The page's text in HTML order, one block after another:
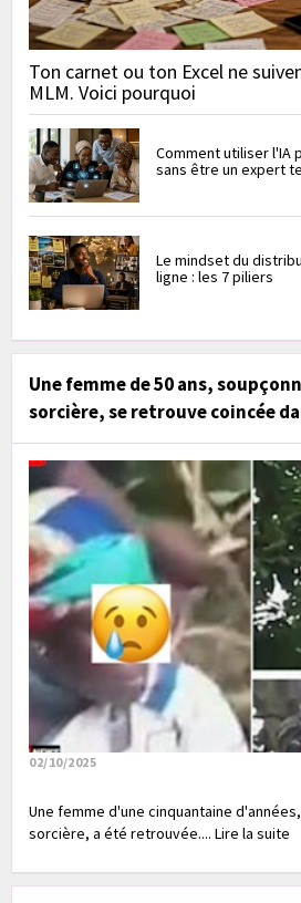
Ton carnet ou ton Excel ne
MLM. Voici pourquoi
Comment utiliser l'IA
sans être un expert
Le mindset du
ligne : les 7 piliers
Une femme de 50 ans,
sorcière, se retrouve coincée
02/10/2025
Une femme d'une cinquantaine
sorcière, a été retrouvée.... Lire la suite